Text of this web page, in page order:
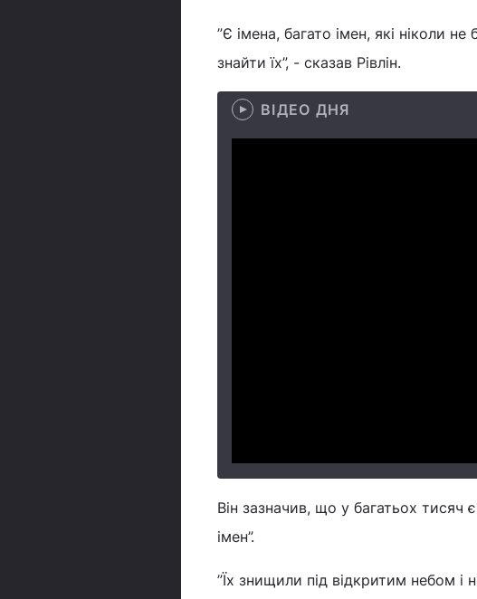
”Є імена, багато імен, які ніколи
знайти їх”, - сказав Рівлін.
ВІДЕО ДНЯ
Він зазначив, що у багатьох тисяч
імен”.
”Їх знищили під відкритим небом і